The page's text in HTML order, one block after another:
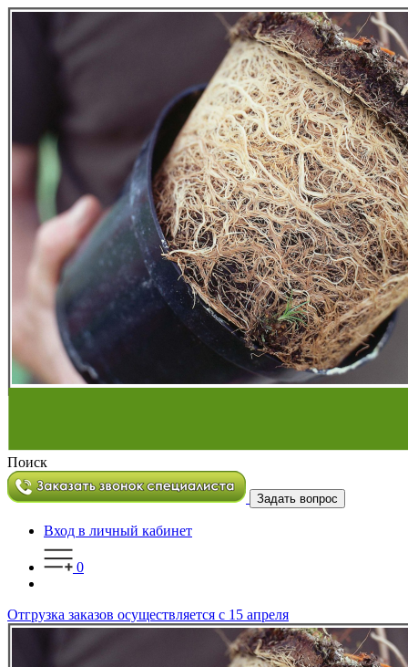
Поиск
Задать вопрос
Вход в личный кабинет
0
Отгрузка заказов осуществляется с 15 апреля